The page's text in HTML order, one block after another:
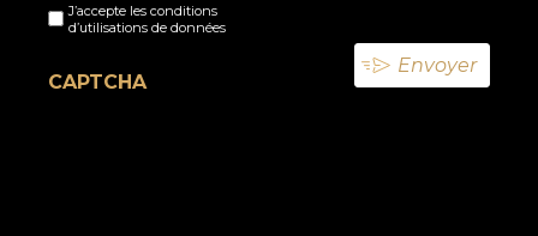
titreJ’accepte les conditions
d’utilisations de données
CAPTCHA